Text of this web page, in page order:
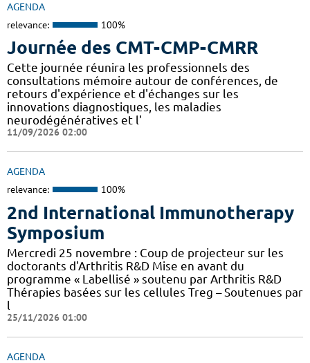
AGENDA
relevance: 100%
Journée des CMT-CMP-CMRR
Cette journée réunira les professionnels des
consultations mémoire autour de conférences, de
retours d'expérience et d'échanges sur les
innovations diagnostiques, les maladies
neurodégénératives et l'
11/09/2026 02:00
AGENDA
relevance: 100%
2nd International Immunotherapy
Symposium
Mercredi 25 novembre : Coup de projecteur sur les
doctorants d'Arthritis R&D Mise en avant du
programme « Labellisé » soutenu par Arthritis R&D
Thérapies basées sur les cellules Treg – Soutenues par
l
25/11/2026 01:00
AGENDA